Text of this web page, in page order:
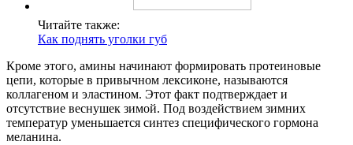
Читайте также:
Как поднять уголки губ
Кроме этого, амины начинают формировать протеиновые
цепи, которые в привычном лексиконе, называются
коллагеном и эластином. Этот факт подтверждает и
отсутствие веснушек зимой. Под воздействием зимних
температур уменьшается синтез специфического гормона
меланина.